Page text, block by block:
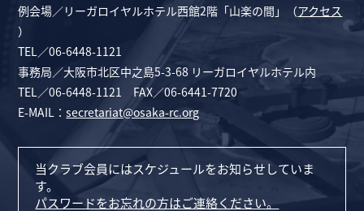
例会場／リーガロイヤルホテル西館2階「山楽の間」（アクセス
）
TEL／06-6448-1121
事務局／大阪市北区中之島5-3-68 リーガロイヤルホテル内
TEL／06-6448-1121 FAX／06-6441-7720
E-MAIL：secretariat@osaka-rc.org
当クラブ会員にはスケジュールをお知らせしていま
す。
パスワードをお忘れの方はご連絡ください。